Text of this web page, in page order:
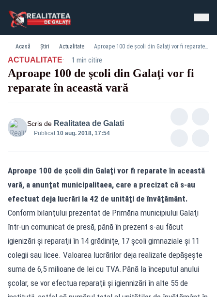
Acasă Știri Actualitate Aproape 100 de şcoli din Galaţi vor fi reparate în această vară
ACTUALITATE· 1 min citire
Aproape 100 de şcoli din Galaţi vor fi
reparate în această vară
Scris de Realitatea de Galati
Publicat:10 aug. 2018, 17:54
Aproape 100 de şcoli din Galaţi vor fi reparate în această
vară, a anunţat municipalitaea, care a precizat că s-au
efectuat deja lucrări la 42 de unităţi de învăţământ.
Conform bilanţului prezentat de Primăria municipiului Galaţi
într-un comunicat de presă, până în prezent s-au făcut
igienizări şi reparaţii în 14 grădinițe, 17 școli gimnaziale și 11
colegii sau licee. Valoarea lucrărilor deja realizate depășește
suma de 6,5 milioane de lei cu TVA.Până la începutul anului
şcolar, se vor efectua reparaţii şi igiennizări în alte 55 de